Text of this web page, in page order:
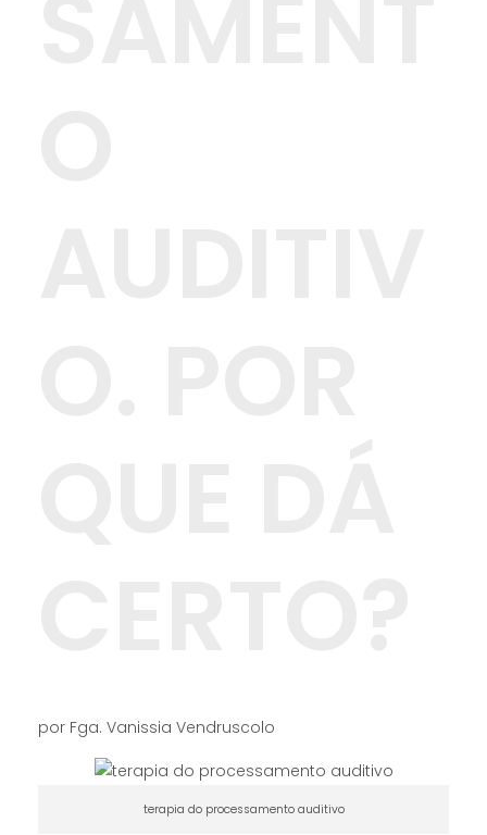
por Fga. Vanissia Vendruscolo
terapia do processamento auditivo